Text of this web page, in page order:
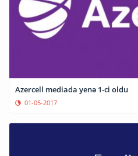
Azercell mediada yenə 1-ci oldu
01-05-2017